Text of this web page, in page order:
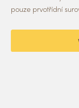
pouze prvotřídní